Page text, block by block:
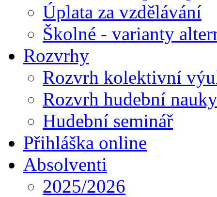
Úplata za vzdělávání
Školné - varianty
Rozvrhy
Rozvrh kolektivní
Rozvrh hudební
Hudební seminář
Přihláška online
Absolventi
2025/2026